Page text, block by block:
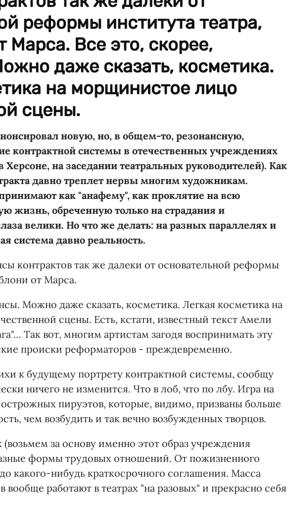
реформы института театра,
Марса. Все это, скорее,
даже сказать, косметика.
на морщинистое лицо
сцены.
новую, но, в общем-то, резонансную,
контрактной системы в отечественных учреждениях
на заседании театральных руководителей). Как
давно треплет нервы многим художникам.
как "анафему", как проклятие на всю
жизнь, обреченную только на страдания и
велики. Но что же делать: на разных параллелях и
система давно реальность.
контрактов так же далеки от основательной реформы
от Марса.
Можно даже сказать, косметика. Легкая косметика на
сцены. Есть, кстати, известный текст Амели
Так вот, многим артистам загодя воспринимать эту
происки реформаторов - преждевременно.
к будущему портрету контрактной системы, сообщу
ничего не изменится. Что в лоб, что по лбу. Игра на
пируэтов, которые, видимо, призваны больше
чем возбудить и так вечно возбужденных творцов.
(возьмем за основу именно этот образ учреждения
формы трудовых отношений. От пожизненного
какого-нибудь краткосрочного соглашения. Масса
работают в театрах "на разовых" и прекрасно себя